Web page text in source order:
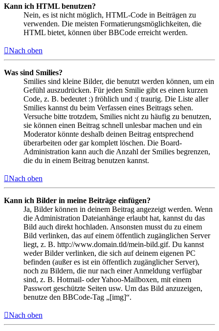
Kann ich HTML benutzen?
Nein, es ist nicht möglich, HTML-Code in Beiträgen zu
verwenden. Die meisten Formatierungsmöglichkeiten, die
HTML bietet, können über BBCode erreicht werden.
Nach oben
Was sind Smilies?
Smilies sind kleine Bilder, die benutzt werden können, um ein
Gefühl auszudrücken. Für jeden Smilie gibt es einen kurzen
Code, z. B. bedeutet :) fröhlich und :( traurig. Die Liste aller
Smilies kannst du beim Verfassen eines Beitrags sehen.
Versuche bitte trotzdem, Smilies nicht zu häufig zu benutzen,
sie können einen Beitrag schnell unlesbar machen und ein
Moderator könnte deshalb deinen Beitrag entsprechend
überarbeiten oder gar komplett löschen. Die Board-
Administration kann auch die Anzahl der Smilies begrenzen,
die du in einem Beitrag benutzen kannst.
Nach oben
Kann ich Bilder in meine Beiträge einfügen?
Ja, Bilder können in deinem Beitrag angezeigt werden. Wenn
die Administration Dateianhänge erlaubt hat, kannst du das
Bild auch direkt hochladen. Ansonsten musst du zu einem
Bild verlinken, das auf einem öffentlich zugänglichen Server
liegt, z. B. http://www.domain.tld/mein-bild.gif. Du kannst
weder Bilder verlinken, die sich auf deinem eigenen PC
befinden (außer es ist ein öffentlich zugänglicher Server),
noch zu Bildern, die nur nach einer Anmeldung verfügbar
sind, z. B. Hotmail- oder Yahoo-Mailboxen, mit einem
Passwort geschützte Seiten usw. Um das Bild anzuzeigen,
benutze den BBCode-Tag „[img]“.
Nach oben